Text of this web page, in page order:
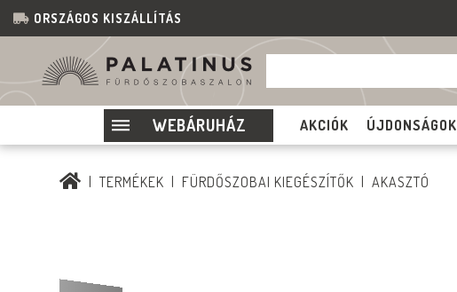
ORSZÁGOS KISZÁLLÍTÁS
WEBÁRUHÁZ AKCIÓK ÚJDONSÁGOK
TERMÉKEK FÜRDŐSZOBAI KIEGÉSZÍTŐK AKASZTÓ